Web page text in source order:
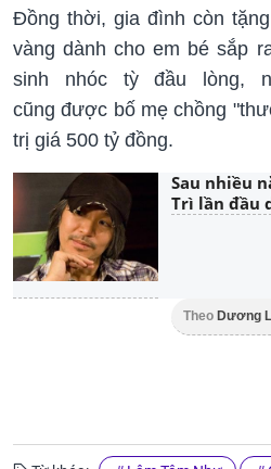
Đồng thời, gia đình còn
vàng dành cho em bé sắp
sinh nhóc tỳ đầu lòng,
cũng được bố mẹ chồng
trị giá 500 tỷ đồng.
Sau nhiều
Trì lần đầu
Theo Dương